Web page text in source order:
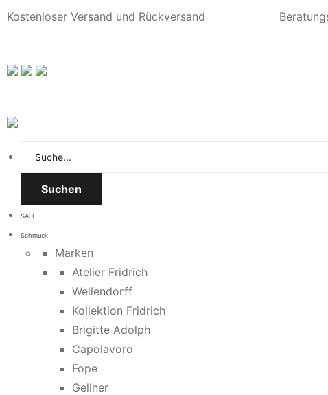
Kostenloser Versand und Rückversand
Suchen
SALE
Schmuck
Marken
Atelier Fridrich
Wellendorff
Kollektion Fridrich
Brigitte Adolph
Capolavoro
Fope
Gellner